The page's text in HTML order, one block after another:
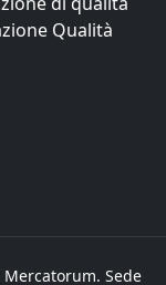
Qualità
Sede